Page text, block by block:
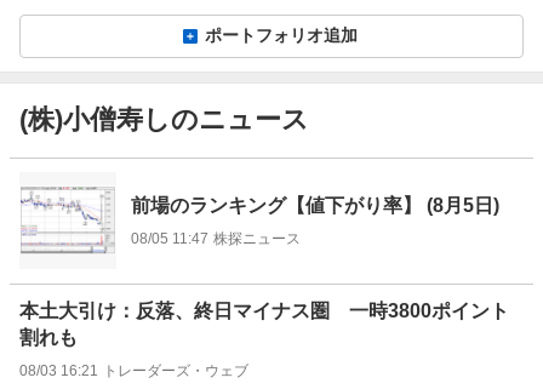
ポートフォリオ追加
(株)小僧寿しのニュース
前場のランキング【値下がり率】 (8月5日)
08/05 11:47 株探ニュース
本土大引け：反落、終日マイナス圏 一時3800ポイント
割れも
08/03 16:21 トレーダーズ・ウェブ